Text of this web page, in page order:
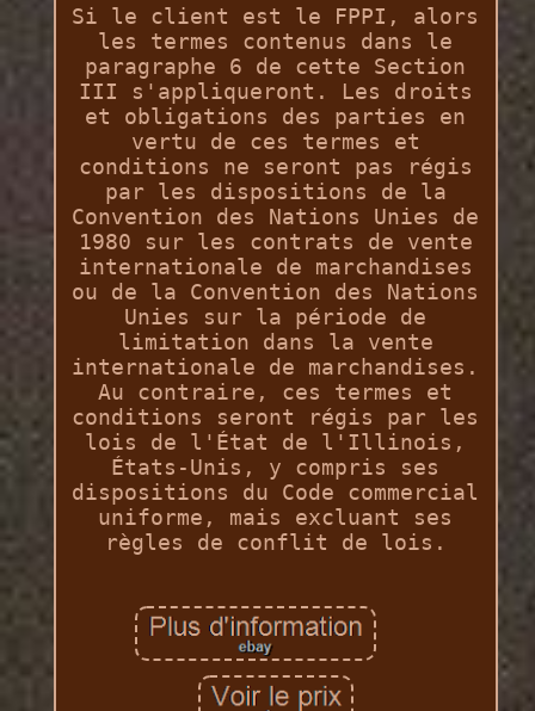
Si le client est le FPPI, alors
les termes contenus dans le
paragraphe 6 de cette Section
III s'appliqueront. Les droits
et obligations des parties en
vertu de ces termes et
conditions ne seront pas régis
par les dispositions de la
Convention des Nations Unies de
1980 sur les contrats de vente
internationale de marchandises
ou de la Convention des Nations
Unies sur la période de
limitation dans la vente
internationale de marchandises.
Au contraire, ces termes et
conditions seront régis par les
lois de l'État de l'Illinois,
États-Unis, y compris ses
dispositions du Code commercial
uniforme, mais excluant ses
règles de conflit de lois.